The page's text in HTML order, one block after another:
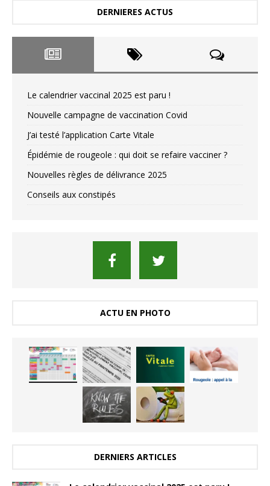
DERNIERES ACTUS
Le calendrier vaccinal 2025 est paru !
Nouvelle campagne de vaccination Covid
J’ai testé l’application Carte Vitale
Épidémie de rougeole : qui doit se refaire vacciner ?
Nouvelles règles de délivrance 2025
Conseils aux constipés
ACTU EN PHOTO
DERNIERS ARTICLES